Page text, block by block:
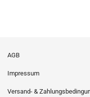
AGB
Impressum
Versand- &